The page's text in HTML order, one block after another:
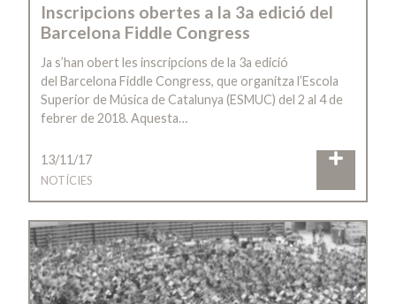
Inscripcions obertes a la 3a edició del
Barcelona Fiddle Congress
Ja s’han obert les inscripcions de la 3a edició
del Barcelona Fiddle Congress, que organitza l’Escola
Superior de Música de Catalunya (ESMUC) del 2 al 4 de
febrer de 2018. Aquesta…
13/11/17
NOTÍCIES